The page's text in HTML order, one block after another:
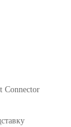
Connector